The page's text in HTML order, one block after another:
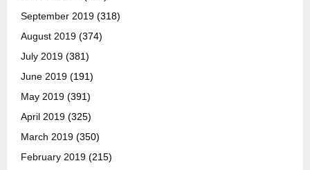
September 2019 (318)
August 2019 (374)
July 2019 (381)
June 2019 (191)
May 2019 (391)
April 2019 (325)
March 2019 (350)
February 2019 (215)